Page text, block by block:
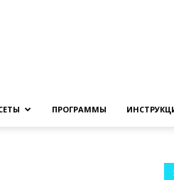
ПРОГРАММЫ